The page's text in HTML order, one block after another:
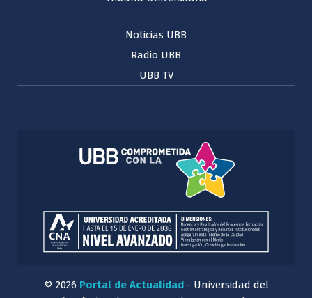
Noticias UBB
Radio UBB
UBB TV
© 2026 Portal de Actualidad- Universidad del